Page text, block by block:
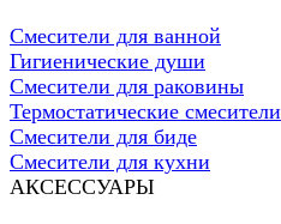
Смесители для ванной
Гигиенические души
Смесители для раковины
Термостатические смесители
Смесители для биде
Смесители для кухни
АКСЕССУАРЫ